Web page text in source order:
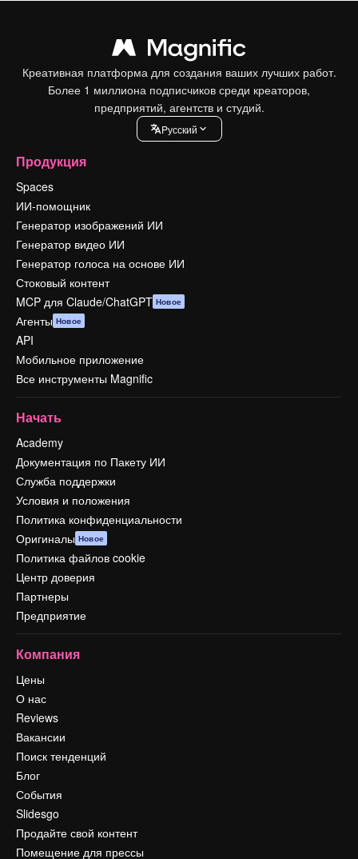
Креативная платформа для создания ваших лучших работ.
Более 1 миллиона подписчиков среди креаторов,
предприятий, агентств и студий.
Pусский
Продукция
Spaces
ИИ-помощник
Генератор изображений ИИ
Генератор видео ИИ
Генератор голоса на основе ИИ
Стоковый контент
MCP для Claude/ChatGPT Новое
Агенты Новое
API
Мобильное приложение
Все инструменты Magnific
Начать
Academy
Документация по Пакету ИИ
Служба поддержки
Условия и положения
Политика конфиденциальности
Оригиналы Новое
Политика файлов cookie
Центр доверия
Партнеры
Предприятие
Компания
Цены
О нас
Reviews
Вакансии
Поиск тенденций
Блог
События
Slidesgo
Продайте свой контент
Помещение для прессы